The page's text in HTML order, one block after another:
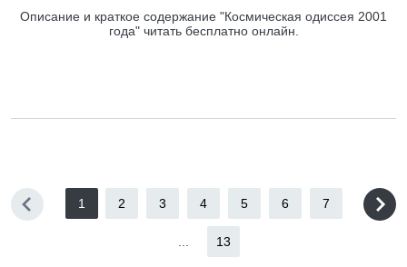
Описание и краткое содержание "Космическая одиссея 2001
года" читать бесплатно онлайн.
1 2 3 4 5 6 7
13